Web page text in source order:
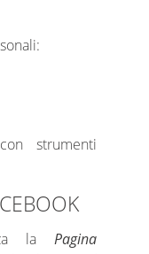
strumenti
laPagina